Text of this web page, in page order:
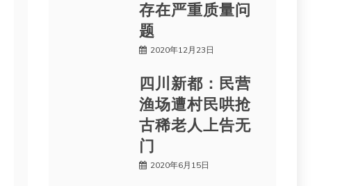
存在严重质量问
题
2020年12月23日
四川新都：民营
渔场遭村民哄抢
古稀老人上告无
门
2020年6月15日